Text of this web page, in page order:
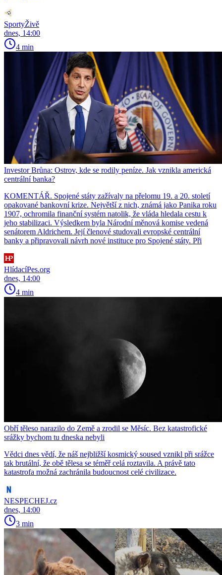
SportyŽivě
dnes, 14:00
4 min
Investor Brůna: Ostrov, kde se rodily peníze. Jak vznikla americká
centrální banka?
KOMENTÁŘ. Spojené státy zažívaly na přelomu 19. a 20. století
opakované bankovní krize. Největší z nich, známá jako Panika roku
1907, ochromila finanční systém natolik, že vláda hledala cestu k
jeho stabilizaci. Výsledkem byla Národní měnová komise vedená
senátorem Aldrichem. Její členové studovali evropské centrální
banky a připravovali návrh nové instituce pro Spojené státy. Při
HlídacíPes.org
dnes, 14:00
4 min
Obří těleso narazilo do Země a zrodil se Měsíc. Bez katastrofické
srážky bychom tu dneska nebyli
Vědci dnes vědí, že náš nejbližší kosmický soused vznikl při srážce
tak brutální, že obě tělesa se téměř celá roztavila. A právě tato
katastrofa možná zachránila budoucnost celé civilizace.
NESPECHEJ.cz
dnes, 14:00
3 min